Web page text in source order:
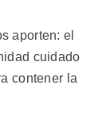
aporten: el
cuidado
contener la